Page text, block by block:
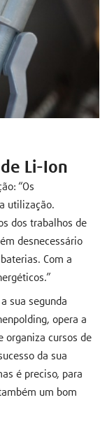
Li-Ion
“Os
utilização.
dos trabalhos de
desnecessário
Com a
sua segunda
opera a
organiza cursos de
da sua
é preciso, para
um bom